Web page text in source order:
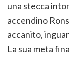
una stecca
accendino
accanito,
La sua meta